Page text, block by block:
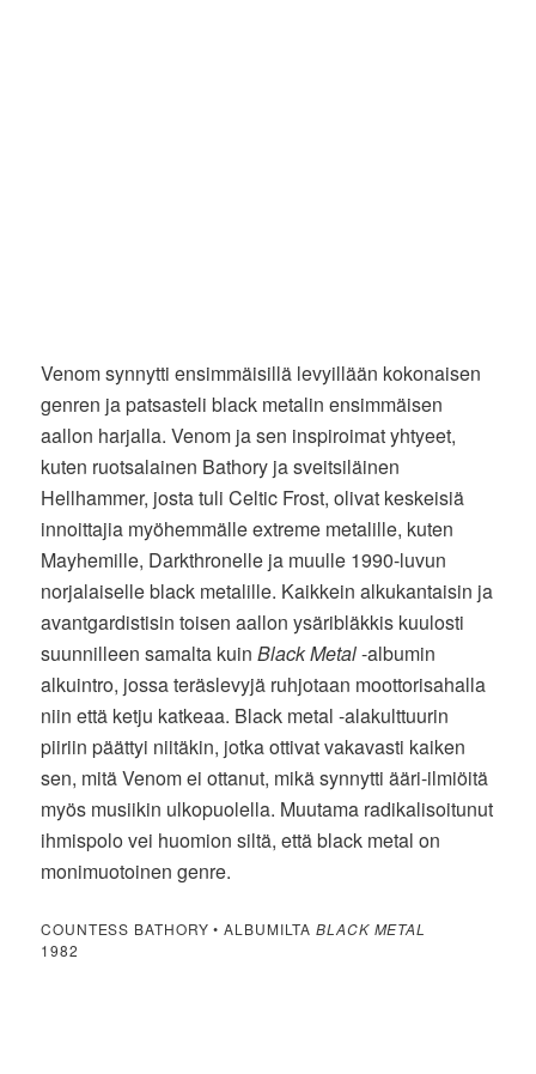
Venom synnytti ensimmäisillä levyillään kokonaisen
genren ja patsasteli black metalin ensimmäisen
aallon harjalla. Venom ja sen inspiroimat yhtyeet,
kuten ruotsalainen Bathory ja sveitsiläinen
Hellhammer, josta tuli Celtic Frost, olivat keskeisiä
innoittajia myöhemmälle extreme metalille, kuten
Mayhemille, Darkthronelle ja muulle 1990-luvun
norjalaiselle black metalille. Kaikkein alkukantaisin ja
avantgardistisin toisen aallon ysäribläkkis kuulosti
suunnilleen samalta kuinBlack Metal-albumin
alkuintro, jossa teräslevyjä ruhjotaan moottorisahalla
niin että ketju katkeaa. Black metal -alakulttuurin
piiriin päättyi niitäkin, jotka ottivat vakavasti kaiken
sen, mitä Venom ei ottanut, mikä synnytti ääri-ilmiöitä
myös musiikin ulkopuolella. Muutama radikalisoitunut
ihmispolo vei huomion siltä, että black metal on
monimuotoinen genre.
COUNTESS BATHORY • ALBUMILTABLACK METAL
1982